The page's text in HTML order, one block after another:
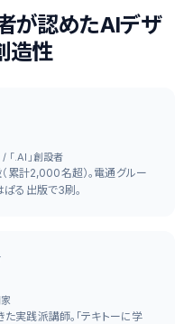
が認めたAIデザ
造性
.AI」創設者
累計2,000名超）。電通グルー
る出版で3刷。
実践派講師。「テキトーに学